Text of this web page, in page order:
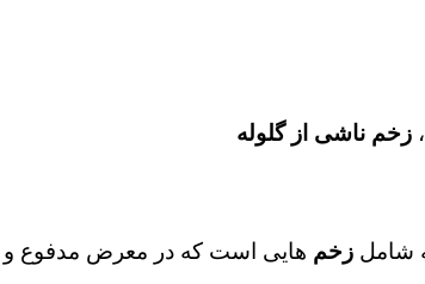
زخم ناشی از گلوله
شامل زخم‌ هایی است که در معرض مدفوع و